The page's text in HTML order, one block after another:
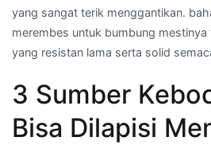
yang sangat terik menggantikan.
merembes untuk bumbung
yang resistan lama serta solid
3 Sumber
Bisa Dilapisi